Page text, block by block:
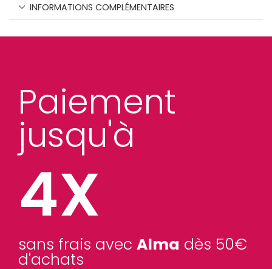
INFORMATIONS COMPLÉMENTAIRES
Paiement
jusqu'à
4X
sans frais avec Alma dès 50€
d'achats